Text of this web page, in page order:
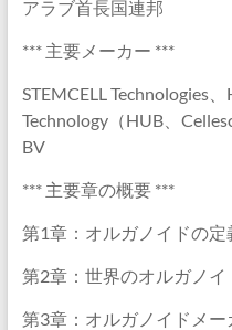
アラブ首長国連邦
*** 主要メーカー ***
STEMCELL Technologies
Technology（HUB、
BV
*** 主要章の概要 ***
第1章：オルガノイドの
第2章：世界のオルガノイ
第3章：オルガノイドメ